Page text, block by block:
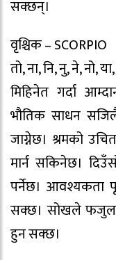
सक्छन्।
वृश्चिक – SCORPIO
तो, ना, नि, नु, ने, नो,
मिहिनेत गर्दा
भौतिक साधन
जाग्नेछ। श्रमको
मार्न सकिनेछ।
पर्नेछ। आवश्यकता
सक्छ। सोखले फजुल
हुन सक्छ।